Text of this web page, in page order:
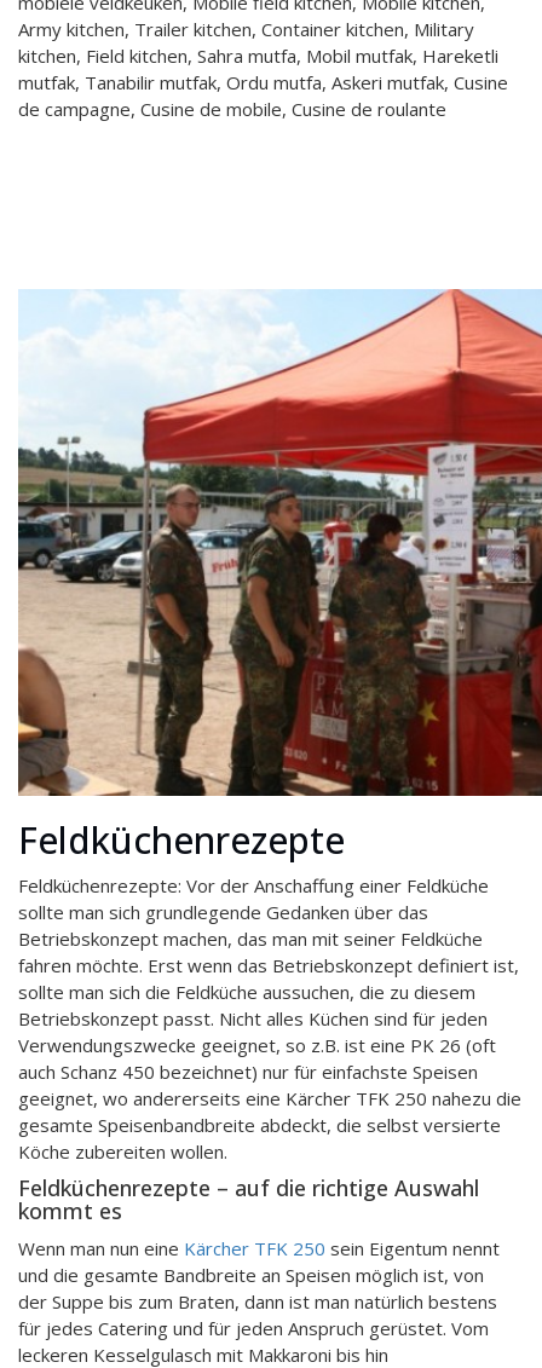
Army kitchen, Trailer kitchen, Container kitchen, Military
kitchen, Field kitchen, Sahra mutfa, Mobil mutfak, Hareketli
mutfak, Tanabilir mutfak, Ordu mutfa, Askeri mutfak, Cusine
de campagne, Cusine de mobile, Cusine de roulante
Feldküchenrezepte
Feldküchenrezepte: Vor der Anschaffung einer Feldküche
sollte man sich grundlegende Gedanken über das
Betriebskonzept machen, das man mit seiner Feldküche
fahren möchte. Erst wenn das Betriebskonzept definiert ist,
sollte man sich die Feldküche aussuchen, die zu diesem
Betriebskonzept passt. Nicht alles Küchen sind für jeden
Verwendungszwecke geeignet, so z.B. ist eine PK 26 (oft
auch Schanz 450 bezeichnet) nur für einfachste Speisen
geeignet, wo andererseits eine Kärcher TFK 250 nahezu die
gesamte Speisenbandbreite abdeckt, die selbst versierte
Köche zubereiten wollen.
Feldküchenrezepte – auf die richtige Auswahl
kommt es
Wenn man nun eine Kärcher TFK 250 sein Eigentum nennt
und die gesamte Bandbreite an Speisen möglich ist, von
der Suppe bis zum Braten, dann ist man natürlich bestens
für jedes Catering und für jeden Anspruch gerüstet. Vom
leckeren Kesselgulasch mit Makkaroni bis hin